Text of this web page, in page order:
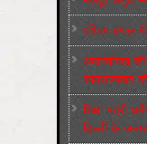
पश्चिम बंगाल
अमानवीयता
साम्राज्यवाद
शिक्षा मंत्री
दिल्ली के